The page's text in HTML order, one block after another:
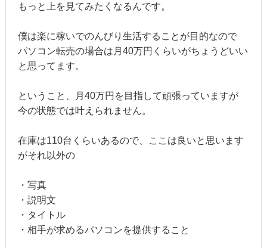
もっと上を見てみたくなるんです。
僕は楽に稼いでのんびり生活することが目的なので
パソコン転売の場合は月40万円くらいがちょうどいい
と思ってます。
ということ、月40万円を目指して頑張っていますが
今の状態では叶えられません。
在庫は110台くらいあるので、ここは良いと思います
がそれ以外の
・写真
・説明文
・タイトル
・相手が求めるパソコンを提供すること